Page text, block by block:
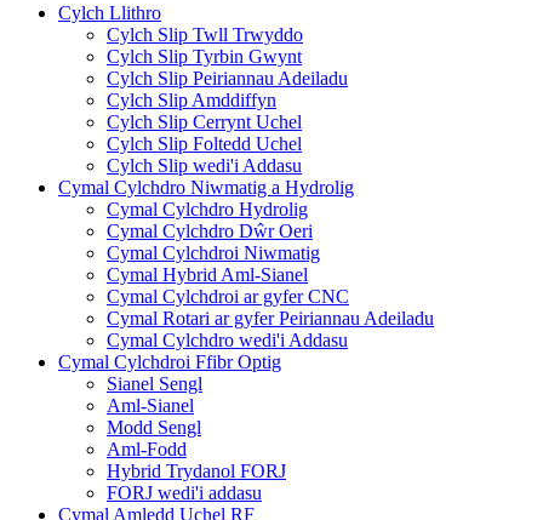
Cylch Llithro
Cylch Slip Twll Trwyddo
Cylch Slip Tyrbin Gwynt
Cylch Slip Peiriannau Adeiladu
Cylch Slip Amddiffyn
Cylch Slip Cerrynt Uchel
Cylch Slip Foltedd Uchel
Cylch Slip wedi'i Addasu
Cymal Cylchdro Niwmatig a Hydrolig
Cymal Cylchdro Hydrolig
Cymal Cylchdro Dŵr Oeri
Cymal Cylchdroi Niwmatig
Cymal Hybrid Aml-Sianel
Cymal Cylchdroi ar gyfer CNC
Cymal Rotari ar gyfer Peiriannau Adeiladu
Cymal Cylchdro wedi'i Addasu
Cymal Cylchdroi Ffibr Optig
Sianel Sengl
Aml-Sianel
Modd Sengl
Aml-Fodd
Hybrid Trydanol FORJ
FORJ wedi'i addasu
Cymal Amledd Uchel RF